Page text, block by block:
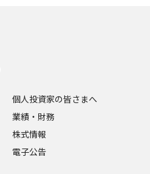
個人投資家の皆さまへ
業績・財務
株式情報
電子公告